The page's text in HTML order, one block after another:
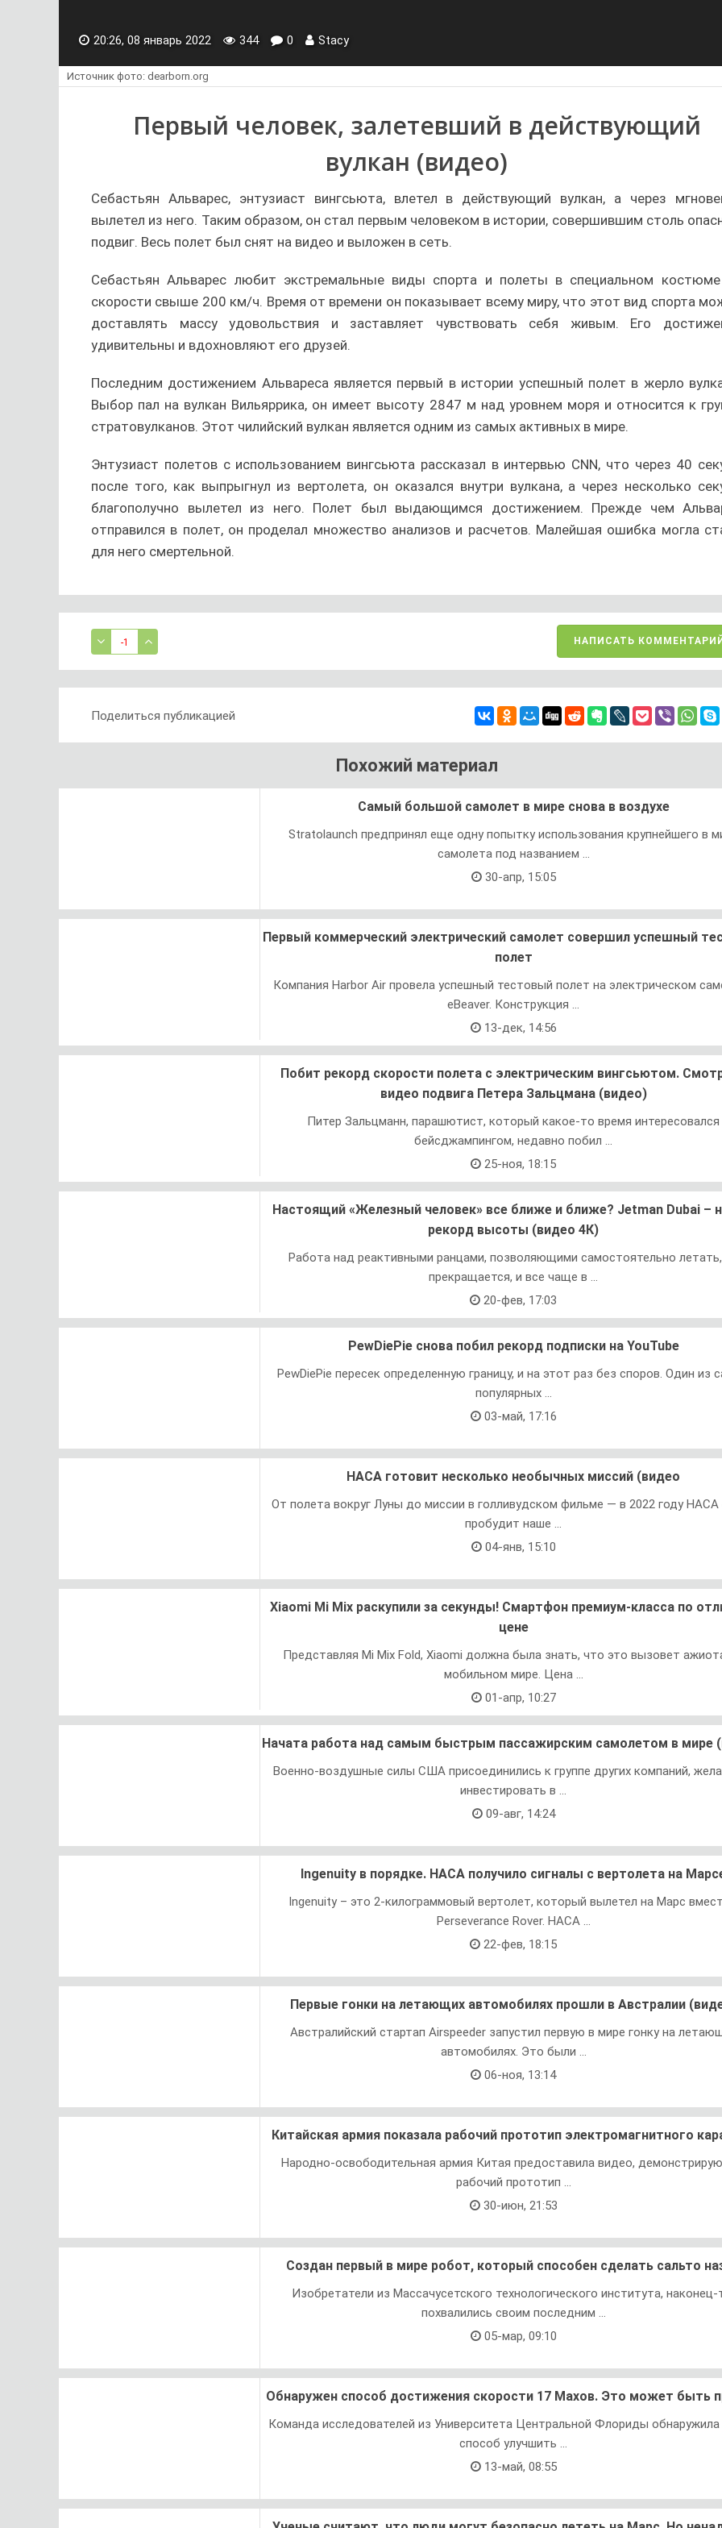
20:26, 08 январь 2022 344 0 Stacy
Источник фото: dearborn.org
Первый человек, залетевший в действующий
вулкан (видео)
Себастьян Альварес, энтузиаст вингсьюта, влетел в действующий вулкан, а через
вылетел из него. Таким образом, он стал первым человеком в истории, совершившим столь
подвиг. Весь полет был снят на видео и выложен в сеть.
Себастьян Альварес любит экстремальные виды спорта и полеты в специальном
скорости свыше 200 км/ч. Время от времени он показывает всему миру, что этот вид спорта
доставлять массу удовольствия и заставляет чувствовать себя живым. Его
удивительны и вдохновляют его друзей.
Последним достижением Альвареса является первый в истории успешный полет в жерло
Выбор пал на вулкан Вильяррика, он имеет высоту 2847 м над уровнем моря и относится к
стратовулканов. Этот чилийский вулкан является одним из самых активных в мире.
Энтузиаст полетов с использованием вингсьюта рассказал в интервью CNN, что через 40
после того, как выпрыгнул из вертолета, он оказался внутри вулкана, а через несколько
благополучно вылетел из него. Полет был выдающимся достижением. Прежде чем
отправился в полет, он проделал множество анализов и расчетов. Малейшая ошибка могла
для него смертельной.
-1 НАПИСАТЬ КОММЕНТАРИЙ
Поделиться публикацией
Похожий материал
Самый большой самолет в мире снова в воздухе
Stratolaunch предпринял еще одну попытку использования крупнейшего в
самолета под названием ...
30-апр, 15:05
Первый коммерческий электрический самолет совершил успешный
полет
Компания Harbor Air провела успешный тестовый полет на электрическом
eBeaver. Конструкция ...
13-дек, 14:56
Побит рекорд скорости полета с электрическим вингсьютом.
видео подвига Петера Зальцмана (видео)
Питер Зальцманн, парашютист, который какое-то время интересовался
бейсджампингом, недавно побил ...
25-ноя, 18:15
Настоящий «Железный человек» все ближе и ближе? Jetman Dubai –
рекорд высоты (видео 4К)
Работа над реактивными ранцами, позволяющими самостоятельно
прекращается, и все чаще в ...
20-фев, 17:03
PewDiePie снова побил рекорд подписки на YouTube
PewDiePie пересек определенную границу, и на этот раз без споров. Один из
популярных ...
03-май, 17:16
НАСА готовит несколько необычных миссий (видео
От полета вокруг Луны до миссии в голливудском фильме — в 2022 году НАСА
пробудит наше ...
04-янв, 15:10
Xiaomi Mi Mix раскупили за секунды! Смартфон премиум-класса по
цене
Представляя Mi Mix Fold, Xiaomi должна была знать, что это вызовет
мобильном мире. Цена ...
01-апр, 10:27
Начата работа над самым быстрым пассажирским самолетом в мире
Военно-воздушные силы США присоединились к группе других компаний,
инвестировать в ...
09-авг, 14:24
Ingenuity в порядке. НАСА получило сигналы с вертолета на
Ingenuity – это 2-килограммовый вертолет, который вылетел на Марс
Perseverance Rover. НАСА ...
22-фев, 18:15
Первые гонки на летающих автомобилях прошли в Австралии
Австралийский стартап Airspeeder запустил первую в мире гонку на
автомобилях. Это были ...
06-ноя, 13:14
Китайская армия показала рабочий прототип электромагнитного
Народно-освободительная армия Китая предоставила видео,
рабочий прототип ...
30-июн, 21:53
Создан первый в мире робот, который способен сделать сальто
Изобретатели из Массачусетского технологического института, наконец-
похвалились своим последним ...
05-мар, 09:10
Обнаружен способ достижения скорости 17 Махов. Это может быть
Команда исследователей из Университета Центральной Флориды
способ улучшить ...
13-май, 08:55